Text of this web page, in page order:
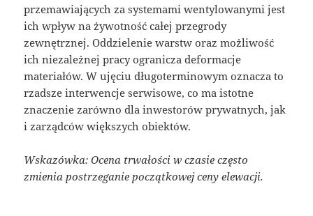
przemawiających za systemami wentylowanymi jest
ich wpływ na żywotność całej przegrody
zewnętrznej. Oddzielenie warstw oraz możliwość
ich niezależnej pracy ogranicza deformacje
materiałów. W ujęciu długoterminowym oznacza to
rzadsze interwencje serwisowe, co ma istotne
znaczenie zarówno dla inwestorów prywatnych, jak
i zarządców większych obiektów.
Wskazówka: Ocena trwałości w czasie często
zmienia postrzeganie początkowej ceny elewacji.